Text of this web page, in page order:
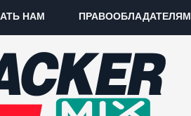
НАМ ПРАВООБЛАДАТЕЛЯМ